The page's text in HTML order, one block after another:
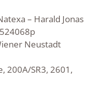
– Harald Jonas
Neustadt
200A/SR3, 2601,